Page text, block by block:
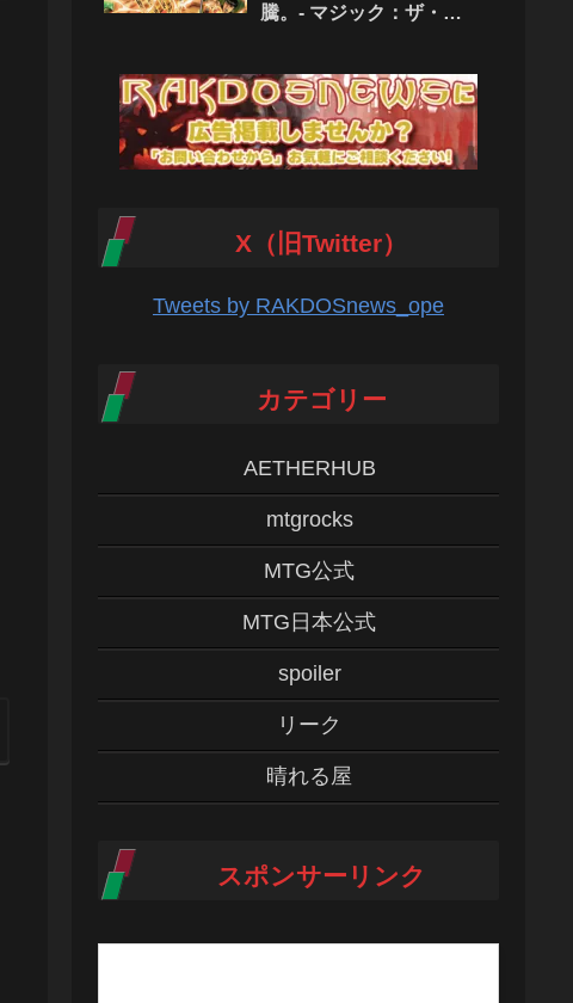
騰。- マジック：ザ・ギ
X（旧Twitter）
Tweets by RAKDOSnews_ope
カテゴリー
AETHERHUB
mtgrocks
MTG公式
MTG日本公式
spoiler
リーク
晴れる屋
スポンサーリンク